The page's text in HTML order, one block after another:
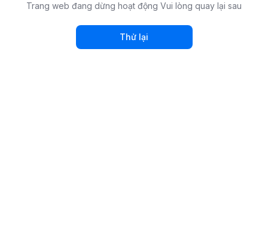
Trang web đang dừng hoạt động Vui lòng quay lại sau
Thử lại